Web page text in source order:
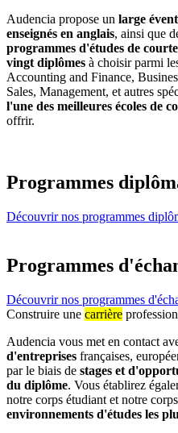
Audencia propose un large
enseignés en anglais, ainsi que
programmes d'études de
vingt diplômes à choisir parmi
Accounting and Finance,
Sales, Management, et autres
l'une des meilleures écoles de
offrir.
Programmes
Découvrir nos programmes
Programmes
Découvrir nos programmes
Construire une carrière
Audencia vous met en contact
d'entreprises françaises,
par le biais de stages et
du diplôme. Vous établirez
notre corps étudiant et notre
environnements d'études les